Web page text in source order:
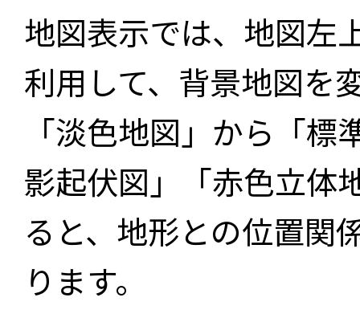
地図表示では、地図左
利用して、背景地図を
「淡色地図」から「
影起伏図」「赤色立体
ると、地形との位置関
ります。